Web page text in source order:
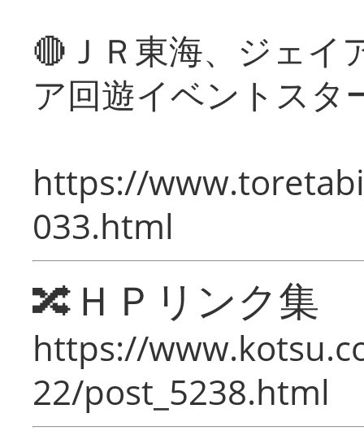
🔴ＪＲ東海、ジェイ
ア回遊イベントスタ
https://
033.html
🔀ＨＰリンク集
https://
22/post_5238.html